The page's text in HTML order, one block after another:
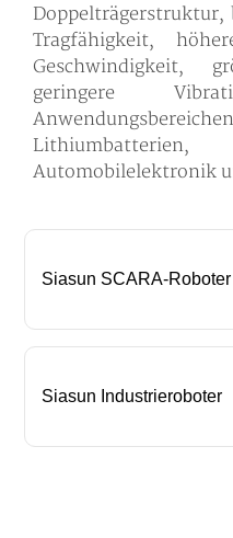
Doppelträgerstruktur,
Tragfähigkeit,
Geschwindigkeit,
geringere
Automobilelektronik
Siasun SCARA-Roboter
Siasun Industrieroboter